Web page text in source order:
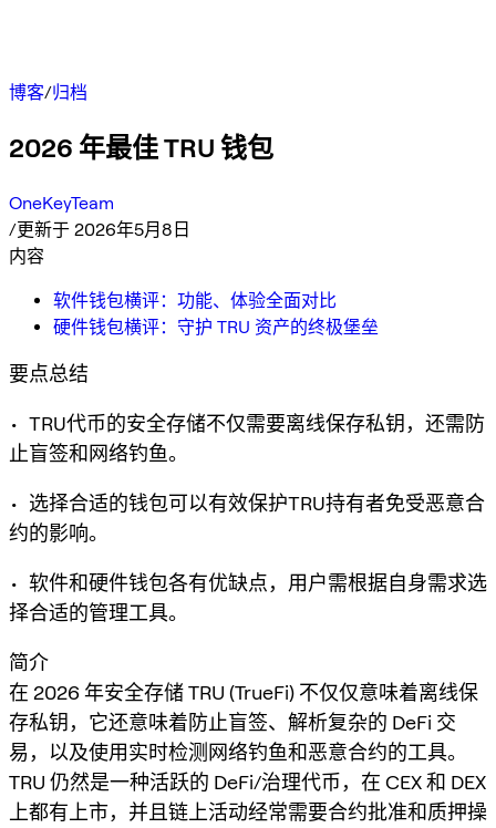
博客/归档
2026 年最佳 TRU 钱包
OneKeyTeam
/更新于 2026年5月8日
内容
软件钱包横评：功能、体验全面对比
硬件钱包横评：守护 TRU 资产的终极堡垒
要点总结
• TRU代币的安全存储不仅需要离线保存私钥，还需防
止盲签和网络钓鱼。
• 选择合适的钱包可以有效保护TRU持有者免受恶意合
约的影响。
• 软件和硬件钱包各有优缺点，用户需根据自身需求选
择合适的管理工具。
简介
在 2026 年安全存储 TRU (TrueFi) 不仅仅意味着离线保
存私钥，它还意味着防止盲签、解析复杂的 DeFi 交
易，以及使用实时检测网络钓鱼和恶意合约的工具。
TRU 仍然是一种活跃的 DeFi/治理代币，在 CEX 和 DEX
上都有上市，并且链上活动经常需要合约批准和质押操